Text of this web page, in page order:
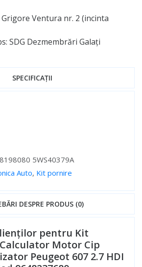
Ventura nr. 2 (incinta
SDG Dezmembrări Galați
SPECIFICAȚII
5WS40379A
Auto, Kit pornire
DESPRE PRODUS (0)
pentru Kit
Motor Cip
Peugeot 607 2.7 HDI